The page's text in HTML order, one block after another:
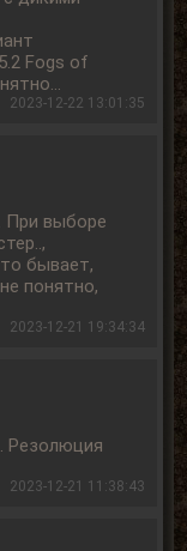
Fogs of
2023-12-22 13:01:35
При выборе
бывает,
понятно,
2023-12-21 19:34:34
Резолюция
2023-12-21 11:38:43